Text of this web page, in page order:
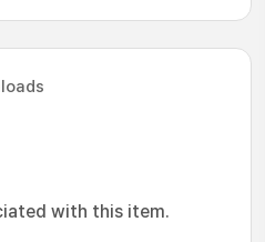
with this item.